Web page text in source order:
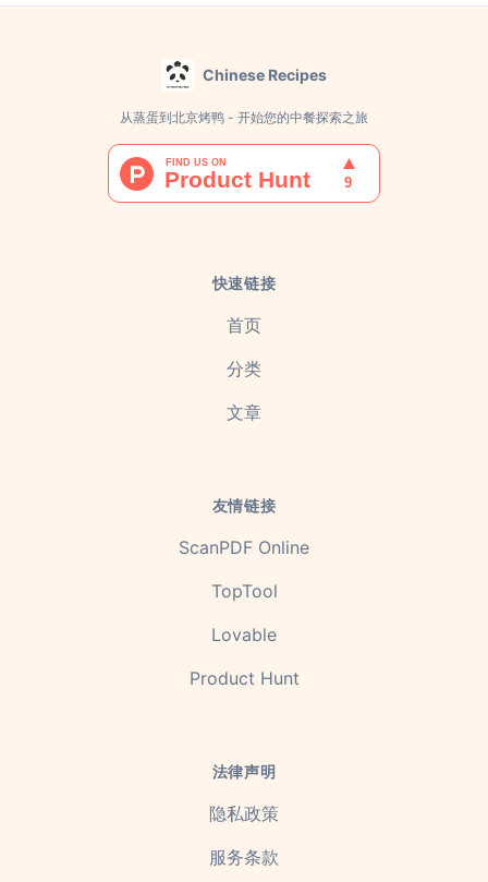
Chinese Recipes
从蒸蛋到北京烤鸭 - 开始您的中餐探索之旅
快速链接
首页
分类
文章
友情链接
ScanPDF Online
TopTool
Lovable
Product Hunt
法律声明
隐私政策
服务条款